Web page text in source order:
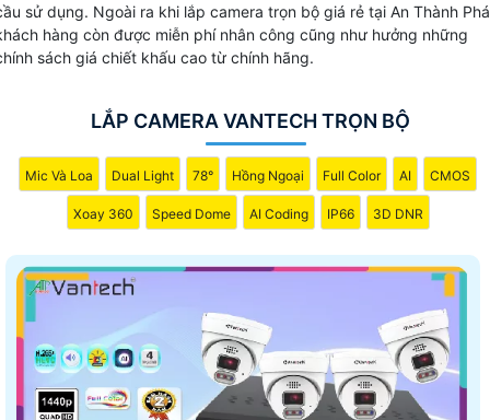
cửa hàng và nhà xưởng có những gói camera với
kế khác nhau và hình ảnh chất lượng cho mỗi yêu cầu
khác sau đây là những bộ camera quan sát thiết kế
Trọn Bộ
Bộ Camera Văn Phòng Giá Rẻ
Bộ Camera Có thu âm
1 Camera thu âm Chất Lượng
Bộ camera full Color Nhà Xưởng
VNĐ Bộ Camera thân có Màu Ban Đêm
Bộ Camera Cửa Hàng giá rẻ
sử dụng. Ngoài ra khi lắp camera trọn bộ giá rẻ tại An Thành
hàng còn được miễn phí nhân công cũng như hưởng những
sách giá chiết khấu cao từ chính hãng.
LẮP CAMERA VANTECH TRỌN BỘ
Mic Và Loa Dual Light 78° Hồng Ngoại Full Color AI CMOS
Xoay 360 Speed Dome AI Coding IP66 3D DNR